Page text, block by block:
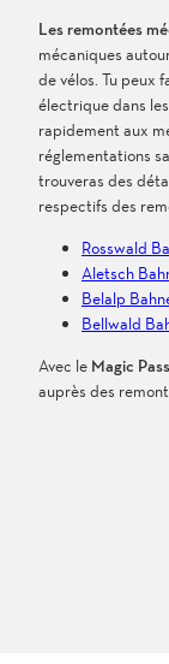
Les remontées
mécaniques
de vélos. Tu peux
électrique dans
rapidement aux
réglementations
trouveras des
respectifs des
Rosswald
Aletsch
Belalp
Bellwald
Avec le Magic Pass
auprès des